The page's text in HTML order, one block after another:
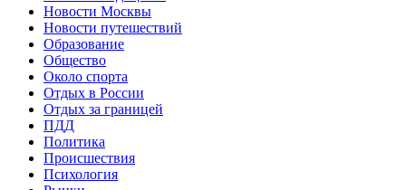
Новости Москвы
Новости путешествий
Образование
Общество
Около спорта
Отдых в России
Отдых за границей
ПДД
Политика
Происшествия
Психология